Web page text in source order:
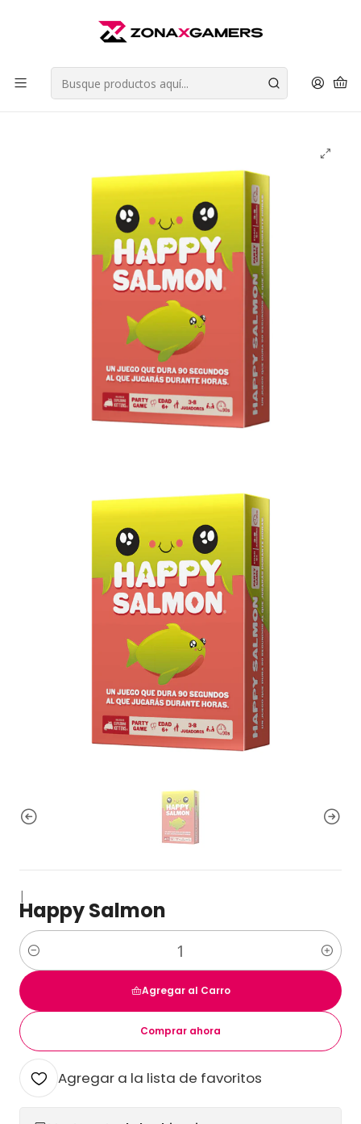
Retiros en Providencia
Leer más
Inicio Juegos de Mesa Juegos de Fiesta (Party Games)
Happy Salmon
|
Happy Salmon
Cantidad
Agregar al Carro
Comprar ahora
Agregar a la lista de favoritos